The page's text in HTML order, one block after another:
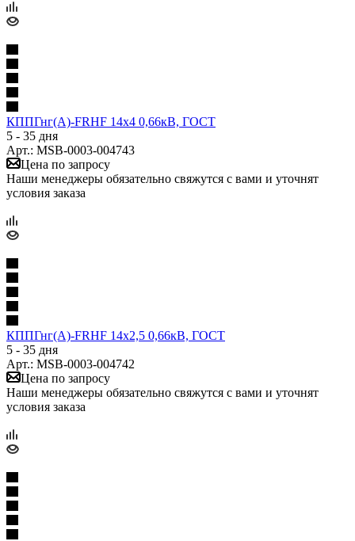
КППГнг(А)-FRHF 14х4 0,66кВ, ГОСТ
5 - 35 дня
Арт.: MSB-0003-004743
Цена по запросу
Наши менеджеры обязательно свяжутся с вами и уточнят
условия заказа
КППГнг(А)-FRHF 14х2,5 0,66кВ, ГОСТ
5 - 35 дня
Арт.: MSB-0003-004742
Цена по запросу
Наши менеджеры обязательно свяжутся с вами и уточнят
условия заказа